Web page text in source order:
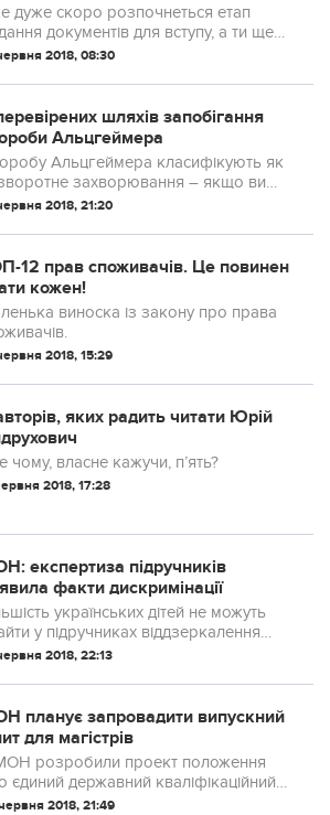
дуже скоро розпочнеться етап
документів для вступу, а ти ще
куди піти вчитися?
2018, 08:30
шляхів запобігання
Альцгеймера
Альцгеймера класифікують як
захворювання – якщо ви
нею, ви вже ніколи не
у мільйонів людей діагностують
Альцгеймера”, а статистичні
говорять, що 32% осіб – це лю...
2018, 21:20
12 прав споживачів. Це повинен
кожен!
виноска із закону про права
2018, 15:29
яких радить читати Юрій
чому, власне кажучи, п’ять?
2018, 17:28
експертиза підручників
факти дискримінації
українських дітей не можуть
у підручниках віддзеркалення
2018, 22:13
планує запровадити випускний
для магістрів
розробили проект положення
єдиний державний кваліфікаційний
для магістрів і розмістили його для
2018, 21:49